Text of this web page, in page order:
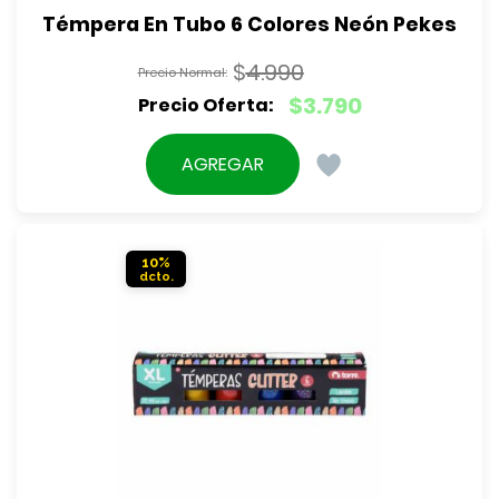
Témpera En Tubo 6 Colores Neón Pekes
$4.990
El
precio
original
$3.790
El
precio
actual
AGREGAR
10%